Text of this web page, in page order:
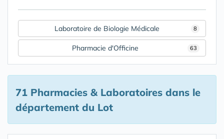
8
Laboratoire de Biologie Médicale
63
Pharmacie d'Officine
71 Pharmacies & Laboratoires dans le
département du Lot